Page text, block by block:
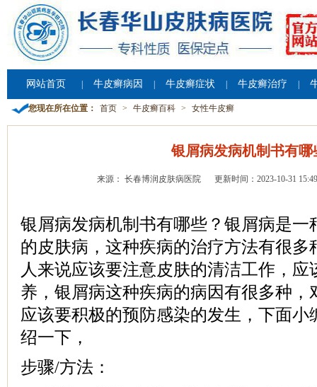
网站首页 牛皮癣病因 牛皮癣症状 牛皮癣治疗
您现在所在位置： 首页 > 牛皮癣百科 > 女性牛皮癣
银屑病发病机制书有哪
来源： 长春博润皮肤病医院 更新时间：2023-10-31
银屑病发病机制书有哪些？银屑病是一
的皮肤病，这种疾病的治疗方法有很多
人来说应该要注意皮肤的清洁工作，应
养，银屑病这种疾病的病因有很多种，
应该要积极的预防感染的发生，下面小
绍一下，
步骤/方法：